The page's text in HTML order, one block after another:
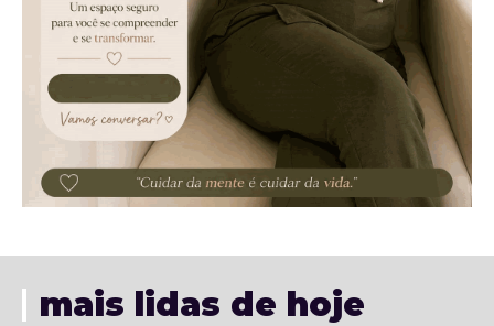
mais lidas de hoje